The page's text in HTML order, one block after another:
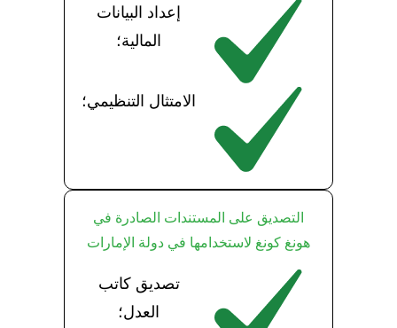
إعداد البيانات
المالية؛
الامتثال التنظيمي؛
التصديق على المستندات الصادرة في
هونغ كونغ لاستخدامها في دولة الإمارات
تصديق كاتب
العدل؛